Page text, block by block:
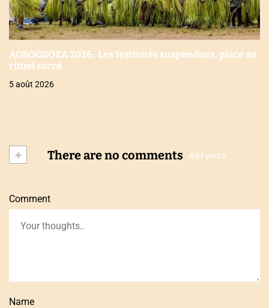
AGBOGBOZA 2026 : Les festivités suspendues, place au
rituel sacré
5 août 2026
+ There are no comments Add yours
Comment
Name